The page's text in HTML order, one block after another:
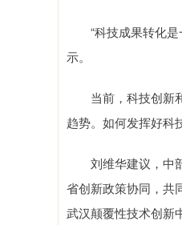
“科技成果转化是
示。
当前，科技创新和
趋势。如何发挥好科
刘维华建议，中部
省创新政策协同，共
武汉颠覆性技术创新